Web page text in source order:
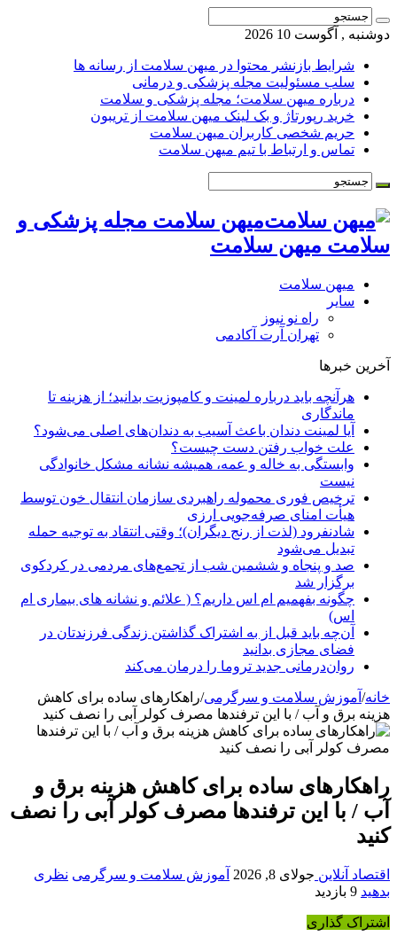
دوشنبه , آگوست 10 2026
شرایط بازنشر محتوا در میهن سلامت از رسانه ها
سلب مسئولیت مجله پزشکی و درمانی
درباره میهن سلامت؛ مجله پزشکی و سلامت
خرید رپورتاژ و بک لینک میهن سلامت از تریبون
حریم شخصی کاربران میهن سلامت
تماس و ارتباط با تیم میهن سلامت
میهن سلامت مجله پزشکی و
سلامت میهن سلامت
میهن سلامت
سایر
راه نو نیوز
تهران آرت آکادمی
آخرین خبرها
هرآنچه باید درباره لمینت و کامپوزیت بدانید؛ از هزینه تا
ماندگاری
آیا لمینت دندان باعث آسیب به دندان‌های اصلی می‌شود؟
علت خواب رفتن دست چیست؟
وابستگی به خاله و عمه، همیشه نشانه مشکل خانوادگی
نیست
ترخیص فوری محموله راهبردی سازمان انتقال خون توسط
هیأت امنای صرفه‌جویی ارزی
شادنفرود (لذت از رنج دیگران)؛ وقتی انتقاد به توجیه حمله
تبدیل می‌شود
صد و پنجاه‌ و ششمین شب از تجمع‌های مردمی در کردکوی
برگزار شد
چگونه بفهمیم ام اس داریم؟ ( علائم و نشانه های بیماری ام
اس)
آن‌چه باید قبل از به اشتراک گذاشتن زندگی فرزندتان در
فضای مجازی بدانید
روان‌درمانی جدید تروما را درمان می‌کند
خانه/ آموزش سلامت و سرگرمی/راهکارهای ساده برای کاهش
هزینه برق و آب / با این ترفندها مصرف کولر آبی را نصف کنید
راهکارهای ساده برای کاهش هزینه برق و
آب / با این ترفندها مصرف کولر آبی را نصف
کنید
اقتصاد آنلاین جولای 8, 2026 آموزش سلامت و سرگرمی نظری
بدهید 9 بازدید
اشتراک گذاری